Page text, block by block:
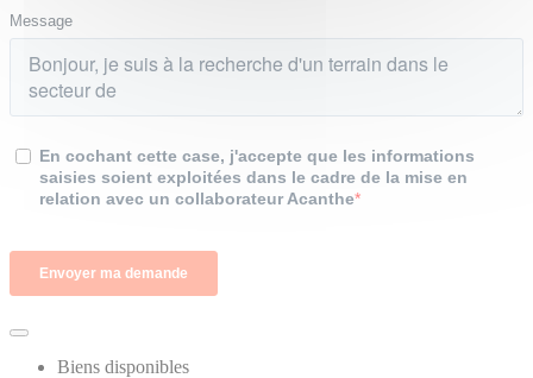
Biens disponibles